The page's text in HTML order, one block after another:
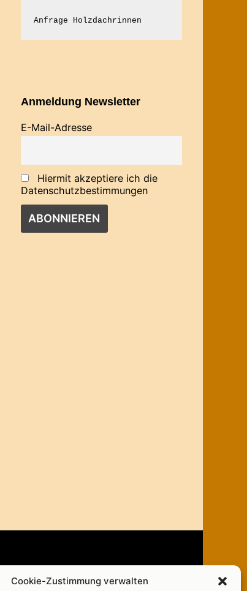
Cookie-Zustimmung verwalten
Anfrage Holzdachrinnen
Anmeldung Newsletter
E-Mail-Adresse
Hiermit akzeptiere ich die
Datenschutzbestimmungen